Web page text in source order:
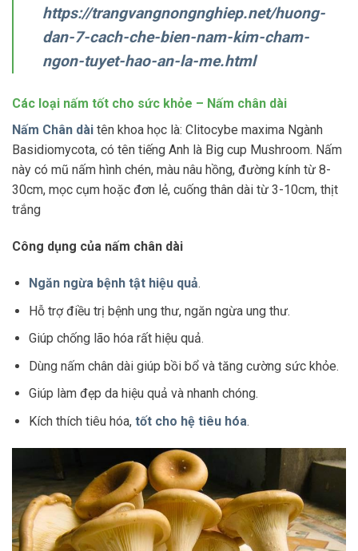
https://trangvangnongnghiep.net/huong-
dan-7-cach-che-bien-nam-kim-cham-
ngon-tuyet-hao-an-la-me.html
Các loại nấm tốt cho sức khỏe – Nấm chân dài
Nấm Chân dài tên khoa học là: Clitocybe maxima Ngành
Basidiomycota, có tên tiếng Anh là Big cup Mushroom. Nấm
này có mũ nấm hình chén, màu nâu hồng, đường kính từ 8-
30cm, mọc cụm hoặc đơn lẻ, cuống thân dài từ 3-10cm, thịt
trắng
Công dụng của nấm chân dài
Ngăn ngừa bệnh tật hiệu quả.
Hỗ trợ điều trị bệnh ung thư, ngăn ngừa ung thư.
Giúp chống lão hóa rất hiệu quả.
Dùng nấm chân dài giúp bồi bổ và tăng cường sức khỏe.
Giúp làm đẹp da hiệu quả và nhanh chóng.
Kích thích tiêu hóa, tốt cho hệ tiêu hóa.